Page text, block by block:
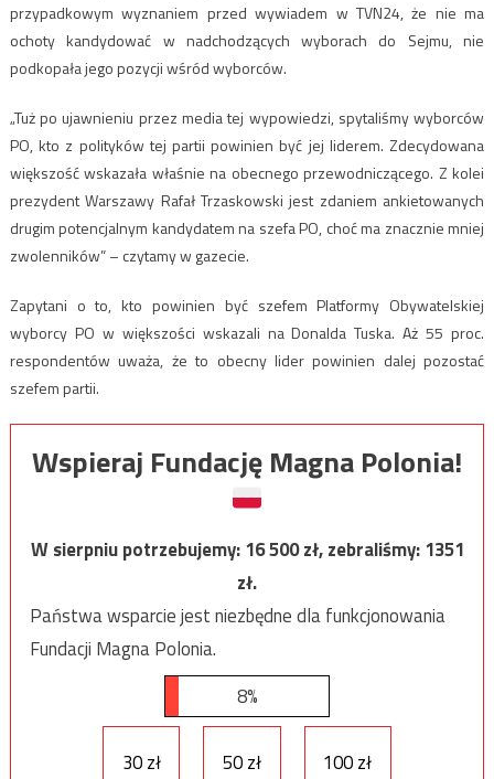
przypadkowym wyznaniem przed wywiadem w TVN24, że nie ma
ochoty kandydować w nadchodzących wyborach do Sejmu, nie
podkopała jego pozycji wśród wyborców.
„Tuż po ujawnieniu przez media tej wypowiedzi, spytaliśmy wyborców
PO, kto z polityków tej partii powinien być jej liderem. Zdecydowana
większość wskazała właśnie na obecnego przewodniczącego. Z kolei
prezydent Warszawy Rafał Trzaskowski jest zdaniem ankietowanych
drugim potencjalnym kandydatem na szefa PO, choć ma znacznie mniej
zwolenników” – czytamy w gazecie.
Zapytani o to, kto powinien być szefem Platformy Obywatelskiej
wyborcy PO w większości wskazali na Donalda Tuska. Aż 55 proc.
respondentów uważa, że to obecny lider powinien dalej pozostać
szefem partii.
Wspieraj Fundację Magna Polonia!
W sierpniu potrzebujemy:16 500zł, zebraliśmy:1351
zł.
Państwa wsparcie jest niezbędne dla funkcjonowania
Fundacji Magna Polonia.
8%
30 zł 50 zł 100 zł